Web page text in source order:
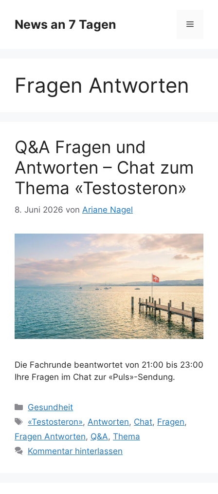
Inhalt
springen
News an 7 Tagen Menü
Fragen Antworten
Q&A Fragen und
Antworten – Chat zum
Thema «Testosteron»
8. Juni 2026 von Ariane Nagel
Die Fachrunde beantwortet von 21:00 bis 23:00
Ihre Fragen im Chat zur «Puls»-Sendung.
Kategorien
Gesundheit
Schlagwörter
«Testosteron»,Antworten, Chat, Fragen,
Fragen Antworten, Q&A, Thema
Kommentar hinterlassen